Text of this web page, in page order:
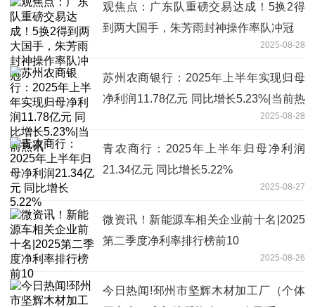
观焦点：广东队重磅交易达成！5换2得
到两大国手，朱芳雨封神操作率队冲冠
2025-08-28
苏州农商银行：2025年上半年实现归母
净利润11.78亿元 同比增长5.23%|当前热
2025-08-28
青农商行：2025年上半年归母净利润
21.34亿元 同比增长5.22%
2025-08-27
微资讯！新能源车相关企业前十名|2025
第二季度净利率排行榜前10
2025-08-26
今日热闻!邳州市坚辉木材加工厂（个体